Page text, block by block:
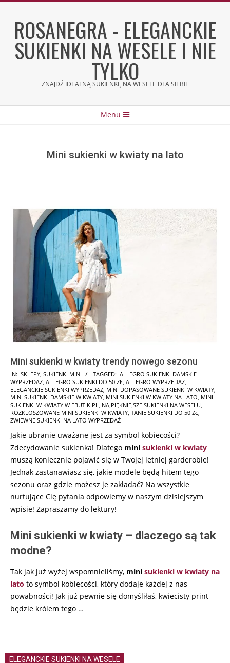
contentROSANEGRA - ELEGANCKIE
SUKIENKI NA WESELE I NIE
TYLKO
ZNAJDŹ IDEALNĄ SUKIENKĘ NA WESELE DLA SIEBIE
Menu
Mini sukienki w kwiaty na lato
Mini sukienki w kwiaty trendy nowego sezonu
2025-
03-
07
IN: SKLEPY SUKIENKI MINI TAGGED: ALLEGRO SUKIENKI DAMSKIE
WYPRZEDAŻ ALLEGRO SUKIENKI DO 50 ZŁ ALLEGRO WYPRZEDAŻ
ELEGANCKIE SUKIENKI WYPRZEDAŻ MINI DOPASOWANE SUKIENKI W KWIATY
MINI SUKIENKI DAMSKIE W KWIATY MINI SUKIENKI W KWIATY NA LATO MINI
SUKIENKI W KWIATY W EBUTIK.PL
NAJPIĘKNIEJSZE SUKIENKI NA WESELU
ROZKLOSZOWANE MINI SUKIENKI W KWIATY TANIE SUKIENKI DO 50 ZŁ
ZWIEWNE SUKIENKI NA LATO WYPRZEDAŻ
Jakie ubranie uważane jest za symbol kobiecości?
Zdecydowanie sukienka! Dlatego mini sukienki w kwiaty
muszą koniecznie pojawić się w Twojej letniej garderobie!
Jednak zastanawiasz się, jakie modele będą hitem tego
sezonu oraz gdzie możesz je zakładać? Na wszystkie
nurtujące Cię pytania odpowiemy w naszym dzisiejszym
wpisie! Zapraszamy do lektury!
Mini sukienki w kwiaty – dlaczego są tak
modne?
Tak jak już wyżej wspomnieliśmy, mini sukienki w kwiaty na
lato to symbol kobiecości, który dodaje każdej z nas
powabności! Jak już pewnie się domyśliłaś, kwiecisty print
będzie królem tego …
ELEGANCKIE SUKIENKI NA WESELE